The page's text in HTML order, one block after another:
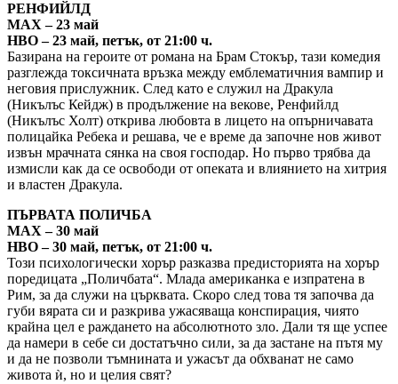
РЕНФИЙЛД
MAX – 23 май
HBO – 23 май, петък, от 21:00 ч.
Базирана на героите от романа на Брам Стокър, тази комедия
разглежда токсичната връзка между емблематичния вампир и
неговия прислужник. След като е служил на Дракула
(Никълъс Кейдж) в продължение на векове, Ренфийлд
(Никълъс Холт) открива любовта в лицето на опърничавата
полицайка Ребека и решава, че е време да започне нов живот
извън мрачната сянка на своя господар. Но първо трябва да
измисли как да се освободи от опеката и влиянието на хитрия
и властен Дракула.
ПЪРВАТА ПОЛИЧБА
MAX – 30 май
HBO – 30 май, петък, от 21:00 ч.
Този психологически хорър разказва предисторията на хорър
поредицата „Поличбата“. Млада американка е изпратена в
Рим, за да служи на църквата. Скоро след това тя започва да
губи вярата си и разкрива ужасяваща конспирация, чиято
крайна цел е раждането на абсолютното зло. Дали тя ще успее
да намери в себе си достатъчно сили, за да застане на пътя му
и да не позволи тъмнината и ужасът да обхванат не само
живота ѝ, но и целия свят?